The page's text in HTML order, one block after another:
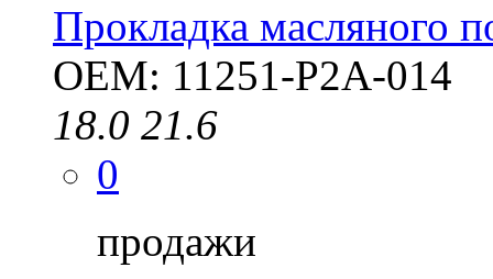
Прокладка масляного
OEM: 11251-P2A-014
18.0 21.6
0
продажи